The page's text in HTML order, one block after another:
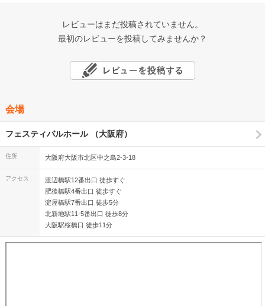
レビューはまだ投稿されていません。
最初のレビューを投稿してみませんか？
会場
フェスティバルホール （大阪府）
住所 大阪府大阪市北区中之島2-3-18
アクセス
渡辺橋駅12番出口 徒歩すぐ
肥後橋駅4番出口 徒歩すぐ
淀屋橋駅7番出口 徒歩5分
北新地駅11-5番出口 徒歩8分
大阪駅桜橋口 徒歩11分